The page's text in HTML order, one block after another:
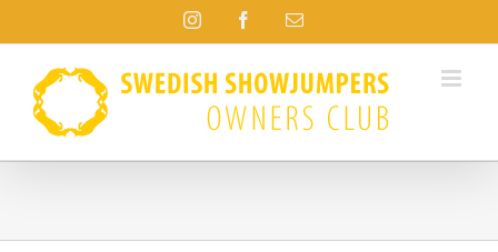
InstagramFacebook
E-